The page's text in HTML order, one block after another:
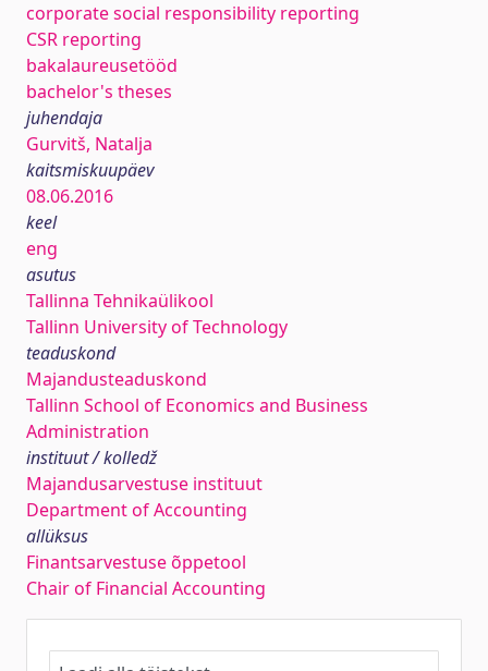
corporate social responsibility reporting
CSR reporting
bakalaureusetööd
bachelor's theses
juhendaja
Gurvitš, Natalja
kaitsmiskuupäev
08.06.2016
keel
eng
asutus
Tallinna Tehnikaülikool
Tallinn University of Technology
teaduskond
Majandusteaduskond
Tallinn School of Economics and Business
Administration
instituut / kolledž
Majandusarvestuse instituut
Department of Accounting
allüksus
Finantsarvestuse õppetool
Chair of Financial Accounting